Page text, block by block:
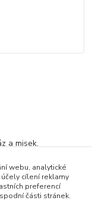
a misek.
webu, analytické
cílení reklamy
preferencí
části stránek.